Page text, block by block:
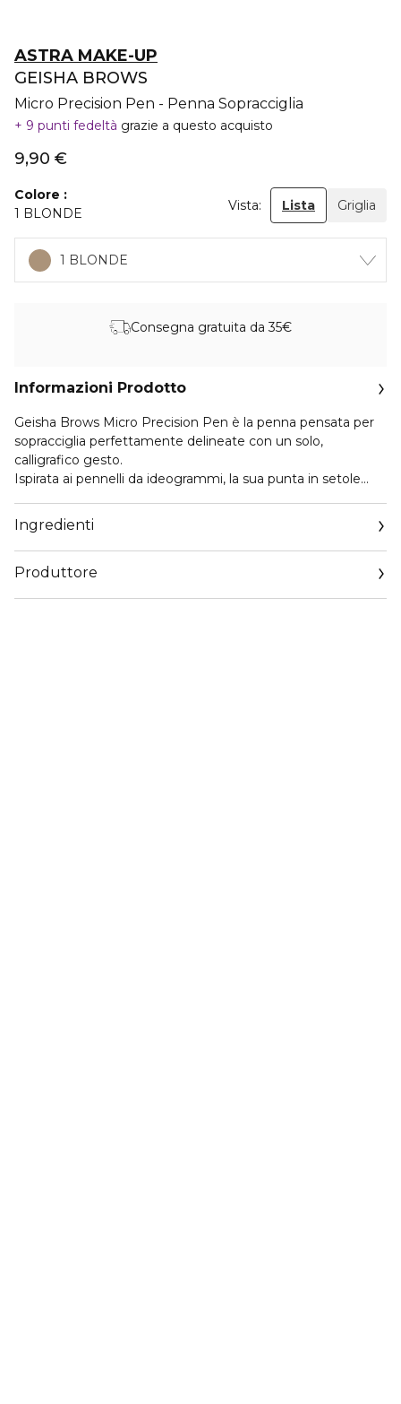
ASTRA MAKE-UP
GEISHA BROWS
Micro Precision Pen - Penna Sopracciglia
9 punti fedeltà grazie a questo acquisto
9,90 €
Colore
1 BLONDE
Vista: Lista Griglia
1 BLONDE
Consegna gratuita da 35€
Informazioni Prodotto
Geisha Brows Micro Precision Pen è la penna pensata per
sopracciglia perfettamente delineate con un solo,
calligrafico gesto.
Ispirata ai pennelli da ideogrammi, la sua punta in setole
costruendo un effetto tridimensionale e incredibilmente
naturale.
A seconda della pressione esercitata si può ottenere una
delicata definizione o un risultato microblading-like, grazie
Ingredienti
Produttore